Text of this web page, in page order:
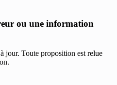
ou une information
jour. Toute proposition est relue